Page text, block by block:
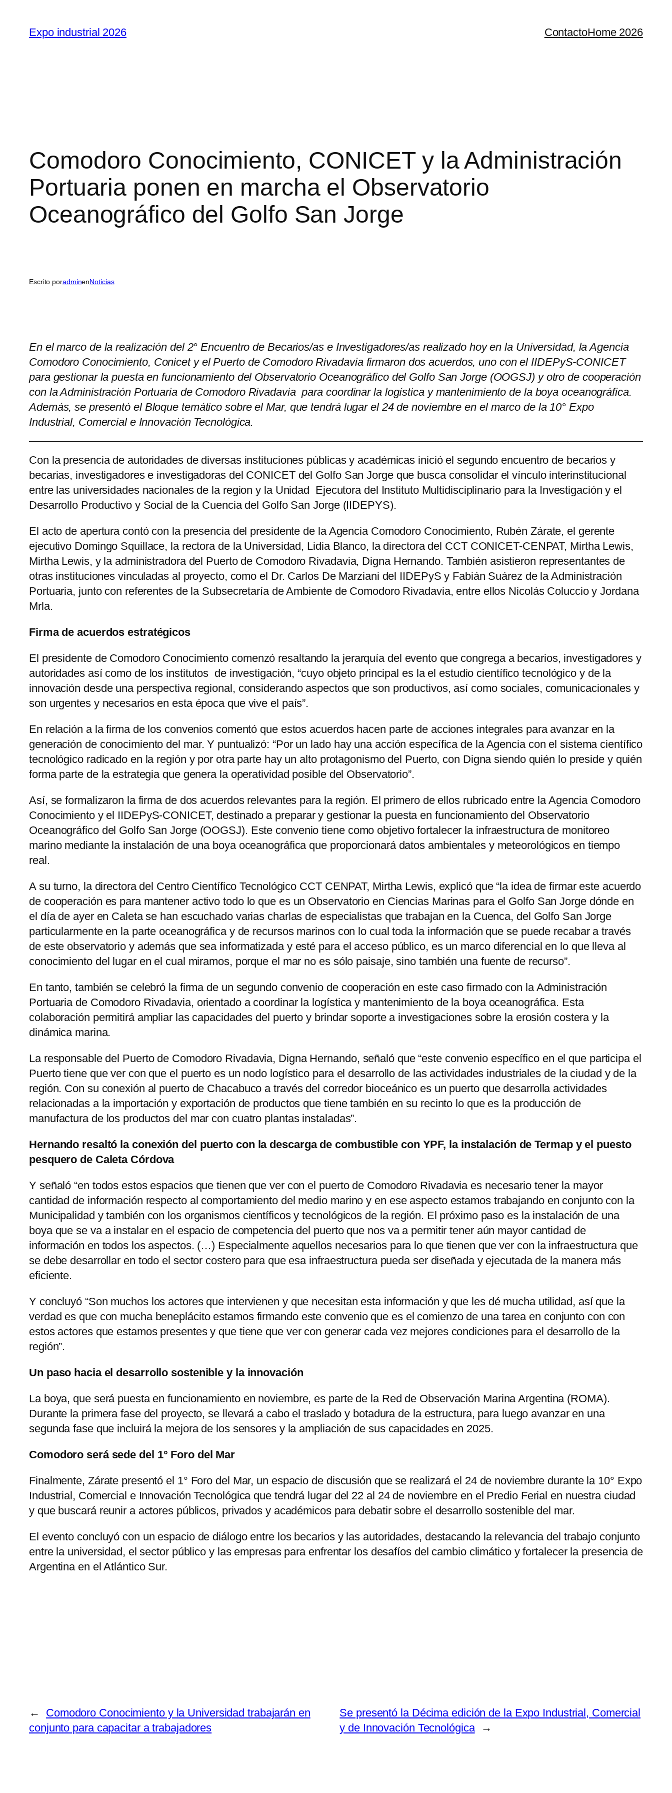
contenido
Expo industrial 2026 ContactoHome 2026
Comodoro Conocimiento, CONICET y la Administración
Portuaria ponen en marcha el Observatorio
Oceanográfico del Golfo San Jorge
Escrito poradminenNoticias
En el marco de la realización del 2° Encuentro de Becarios/as e Investigadores/as realizado hoy en la Universidad, la Agencia
Comodoro Conocimiento, Conicet y el Puerto de Comodoro Rivadavia firmaron dos acuerdos, uno con el IIDEPyS-CONICET
para gestionar la puesta en funcionamiento del Observatorio Oceanográfico del Golfo San Jorge (OOGSJ) y otro de cooperación
con la Administración Portuaria de Comodoro Rivadavia para coordinar la logística y mantenimiento de la boya oceanográfica.
Además, se presentó el Bloque temático sobre el Mar, que tendrá lugar el 24 de noviembre en el marco de la 10° Expo
Industrial, Comercial e Innovación Tecnológica.
Con la presencia de autoridades de diversas instituciones públicas y académicas inició el segundo encuentro de becarios y
becarias, investigadores e investigadoras del CONICET del Golfo San Jorge que busca consolidar el vínculo interinstitucional
entre las universidades nacionales de la region y la Unidad Ejecutora del Instituto Multidisciplinario para la Investigación y el
Desarrollo Productivo y Social de la Cuencia del Golfo San Jorge (IIDEPYS).
El acto de apertura contó con la presencia del presidente de la Agencia Comodoro Conocimiento, Rubén Zárate, el gerente
ejecutivo Domingo Squillace, la rectora de la Universidad, Lidia Blanco, la directora del CCT CONICET-CENPAT, Mirtha Lewis,
Mirtha Lewis, y la administradora del Puerto de Comodoro Rivadavia, Digna Hernando. También asistieron representantes de
otras instituciones vinculadas al proyecto, como el Dr. Carlos De Marziani del IIDEPyS y Fabián Suárez de la Administración
Portuaria, junto con referentes de la Subsecretaría de Ambiente de Comodoro Rivadavia, entre ellos Nicolás Coluccio y Jordana
Mrla.
Firma de acuerdos estratégicos
El presidente de Comodoro Conocimiento comenzó resaltando la jerarquía del evento que congrega a becarios, investigadores y
autoridades así como de los institutos de investigación, “cuyo objeto principal es la el estudio científico tecnológico y de la
innovación desde una perspectiva regional, considerando aspectos que son productivos, así como sociales, comunicacionales y
son urgentes y necesarios en esta época que vive el país”.
En relación a la firma de los convenios comentó que estos acuerdos hacen parte de acciones integrales para avanzar en la
generación de conocimiento del mar. Y puntualizó: “Por un lado hay una acción específica de la Agencia con el sistema científico
tecnológico radicado en la región y por otra parte hay un alto protagonismo del Puerto, con Digna siendo quién lo preside y quién
forma parte de la estrategia que genera la operatividad posible del Observatorio”.
Así, se formalizaron la firma de dos acuerdos relevantes para la región. El primero de ellos rubricado entre la Agencia Comodoro
Conocimiento y el IIDEPyS-CONICET, destinado a preparar y gestionar la puesta en funcionamiento del Observatorio
Oceanográfico del Golfo San Jorge (OOGSJ). Este convenio tiene como objetivo fortalecer la infraestructura de monitoreo
marino mediante la instalación de una boya oceanográfica que proporcionará datos ambientales y meteorológicos en tiempo
real.
A su turno, la directora del Centro Científico Tecnológico CCT CENPAT, Mirtha Lewis, explicó que “la idea de firmar este acuerdo
de cooperación es para mantener activo todo lo que es un Observatorio en Ciencias Marinas para el Golfo San Jorge dónde en
el día de ayer en Caleta se han escuchado varias charlas de especialistas que trabajan en la Cuenca, del Golfo San Jorge
particularmente en la parte oceanográfica y de recursos marinos con lo cual toda la información que se puede recabar a través
de este observatorio y además que sea informatizada y esté para el acceso público, es un marco diferencial en lo que lleva al
conocimiento del lugar en el cual miramos, porque el mar no es sólo paisaje, sino también una fuente de recurso”.
En tanto, también se celebró la firma de un segundo convenio de cooperación en este caso firmado con la Administración
Portuaria de Comodoro Rivadavia, orientado a coordinar la logística y mantenimiento de la boya oceanográfica. Esta
colaboración permitirá ampliar las capacidades del puerto y brindar soporte a investigaciones sobre la erosión costera y la
dinámica marina.
La responsable del Puerto de Comodoro Rivadavia, Digna Hernando, señaló que “este convenio específico en el que participa el
Puerto tiene que ver con que el puerto es un nodo logístico para el desarrollo de las actividades industriales de la ciudad y de la
región. Con su conexión al puerto de Chacabuco a través del corredor bioceánico es un puerto que desarrolla actividades
relacionadas a la importación y exportación de productos que tiene también en su recinto lo que es la producción de
manufactura de los productos del mar con cuatro plantas instaladas”.
Hernando resaltó la conexión del puerto con la descarga de combustible con YPF, la instalación de Termap y el puesto
pesquero de Caleta Córdova
Y señaló “en todos estos espacios que tienen que ver con el puerto de Comodoro Rivadavia es necesario tener la mayor
cantidad de información respecto al comportamiento del medio marino y en ese aspecto estamos trabajando en conjunto con la
Municipalidad y también con los organismos científicos y tecnológicos de la región. El próximo paso es la instalación de una
boya que se va a instalar en el espacio de competencia del puerto que nos va a permitir tener aún mayor cantidad de
información en todos los aspectos. (…) Especialmente aquellos necesarios para lo que tienen que ver con la infraestructura que
se debe desarrollar en todo el sector costero para que esa infraestructura pueda ser diseñada y ejecutada de la manera más
eficiente.
Y concluyó “Son muchos los actores que intervienen y que necesitan esta información y que les dé mucha utilidad, así que la
verdad es que con mucha beneplácito estamos firmando este convenio que es el comienzo de una tarea en conjunto con con
estos actores que estamos presentes y que tiene que ver con generar cada vez mejores condiciones para el desarrollo de la
región”.
Un paso hacia el desarrollo sostenible y la innovación
La boya, que será puesta en funcionamiento en noviembre, es parte de la Red de Observación Marina Argentina (ROMA).
Durante la primera fase del proyecto, se llevará a cabo el traslado y botadura de la estructura, para luego avanzar en una
segunda fase que incluirá la mejora de los sensores y la ampliación de sus capacidades en 2025.
Comodoro será sede del 1° Foro del Mar
Finalmente, Zárate presentó el 1° Foro del Mar, un espacio de discusión que se realizará el 24 de noviembre durante la 10° Expo
Industrial, Comercial e Innovación Tecnológica que tendrá lugar del 22 al 24 de noviembre en el Predio Ferial en nuestra ciudad
y que buscará reunir a actores públicos, privados y académicos para debatir sobre el desarrollo sostenible del mar.
El evento concluyó con un espacio de diálogo entre los becarios y las autoridades, destacando la relevancia del trabajo conjunto
entre la universidad, el sector público y las empresas para enfrentar los desafíos del cambio climático y fortalecer la presencia de
Argentina en el Atlántico Sur.
←
Comodoro Conocimiento y la Universidad trabajarán en
conjunto para capacitar a trabajadores
Se presentó la Décima edición de la Expo Industrial, Comercial
y de Innovación Tecnológica
→